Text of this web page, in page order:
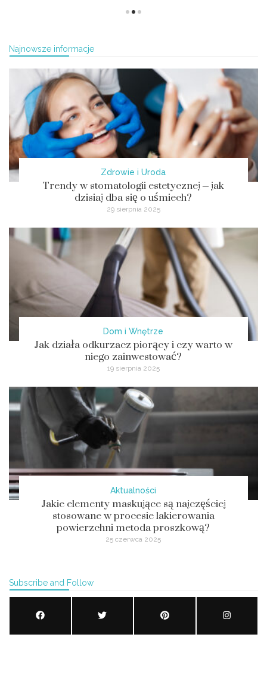
Najnowsze informacje
Zdrowie i Uroda
Trendy w stomatologii estetycznej – jak
dzisiaj dba się o uśmiech?
29 sierpnia 2025
Dom i Wnętrze
Jak działa odkurzacz piorący i czy warto w
niego zainwestować?
19 sierpnia 2025
Aktualności
Jakie elementy maskujące są najczęściej
stosowane w procesie lakierowania
powierzchni metoda proszkową?
25 czerwca 2025
Subscribe and Follow